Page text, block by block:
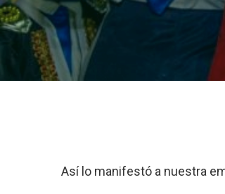
Así lo manifestó a nuestra